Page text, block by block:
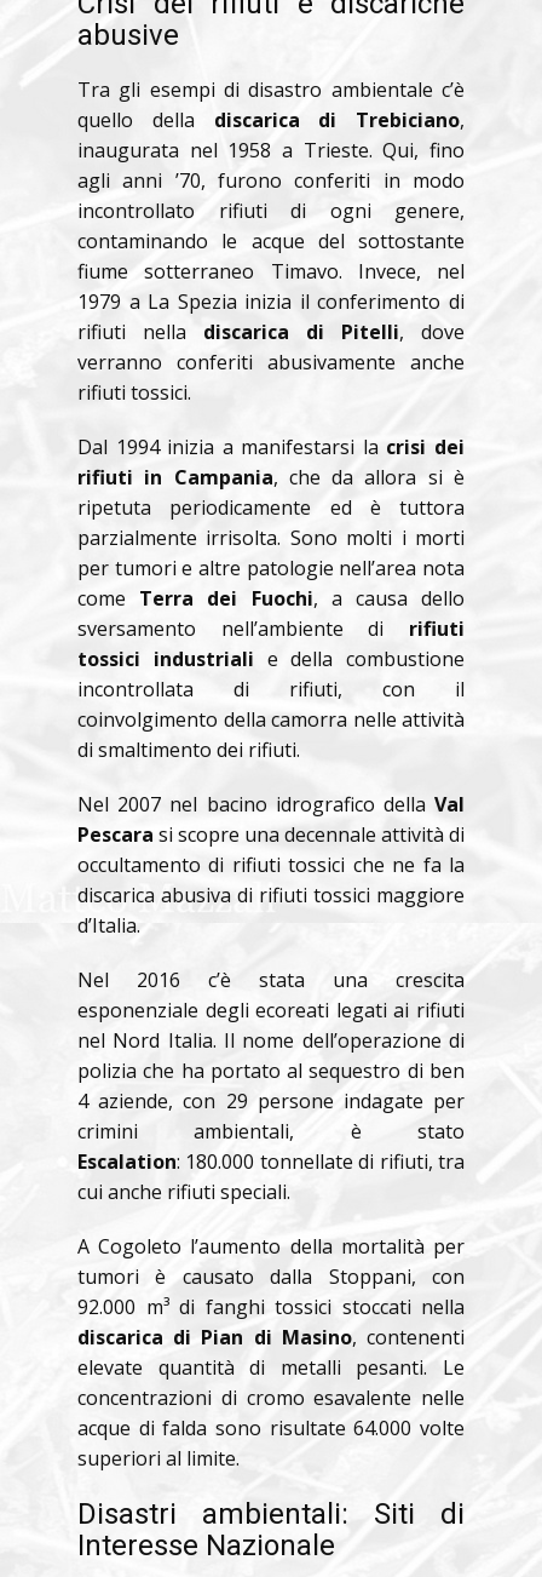
abusive
Tra gli esempi di disastro ambientale c’è
quello della discarica di Trebiciano,
inaugurata nel 1958 a Trieste. Qui, fino
agli anni ’70, furono conferiti in modo
incontrollato rifiuti di ogni genere,
contaminando le acque del sottostante
fiume sotterraneo Timavo. Invece, nel
1979 a La Spezia inizia il conferimento di
rifiuti nella discarica di Pitelli, dove
verranno conferiti abusivamente anche
rifiuti tossici.
Dal 1994 inizia a manifestarsi la crisi dei
rifiuti in Campania, che da allora si è
ripetuta periodicamente ed è tuttora
parzialmente irrisolta. Sono molti i morti
per tumori e altre patologie nell’area nota
come Terra dei Fuochi, a causa dello
sversamento nell’ambiente di rifiuti
tossici industriali e della combustione
incontrollata di rifiuti, con il
coinvolgimento della camorra nelle attività
di smaltimento dei rifiuti.
Nel 2007 nel bacino idrografico della Val
Pescara si scopre una decennale attività di
occultamento di rifiuti tossici che ne fa la
discarica abusiva di rifiuti tossici maggiore
d’Italia.
Nel 2016 c’è stata una crescita
esponenziale degli ecoreati legati ai rifiuti
nel Nord Italia. Il nome dell’operazione di
polizia che ha portato al sequestro di ben
4 aziende, con 29 persone indagate per
crimini ambientali, è stato
Escalation: 180.000 tonnellate di rifiuti, tra
cui anche rifiuti speciali.
A Cogoleto l’aumento della mortalità per
tumori è causato dalla Stoppani, con
92.000 m³ di fanghi tossici stoccati nella
discarica di Pian di Masino, contenenti
elevate quantità di metalli pesanti. Le
concentrazioni di cromo esavalente nelle
acque di falda sono risultate 64.000 volte
superiori al limite.
Disastri ambientali: Siti di
Interesse Nazionale